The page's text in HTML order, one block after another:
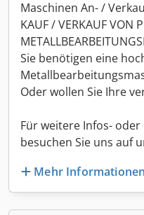
Maschinen An- /
KAUF / VERKAUF VON
Sie benötigen eine
Oder wollen Sie Ihre
Für weitere Infos-
besuchen Sie uns auf
Mehr